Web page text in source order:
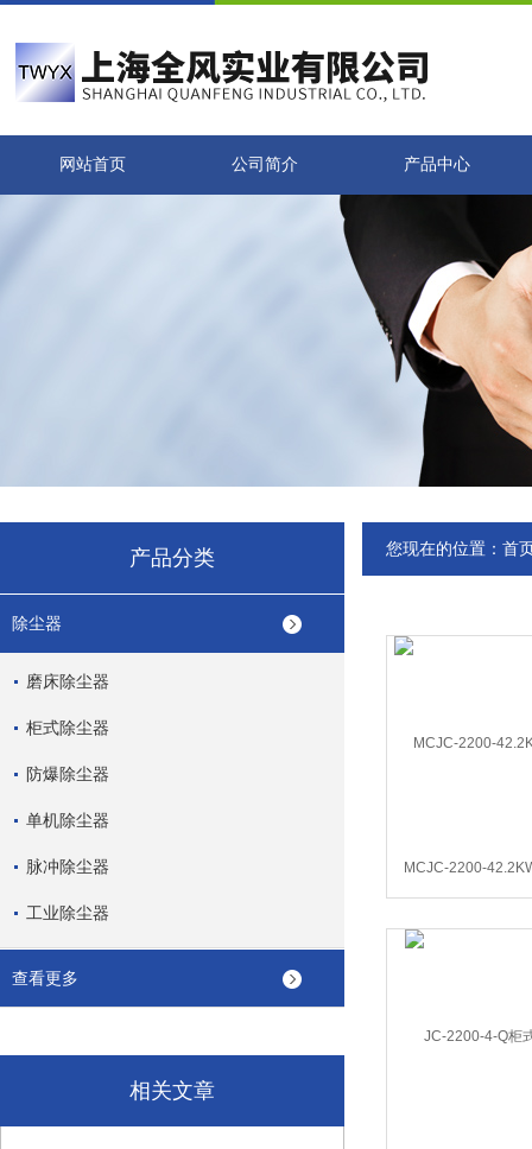
网站首页 公司简介 产品中心
产品分类
除尘器
磨床除尘器
柜式除尘器
防爆除尘器
单机除尘器
脉冲除尘器
工业除尘器
查看更多
相关文章
您现在的位置： 首
MCJC-2200-